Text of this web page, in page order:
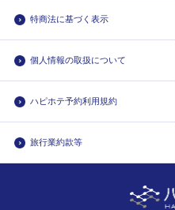
特商法に基づく表示
個人情報の取扱について
ハピホテ予約利用規約
旅行業約款等